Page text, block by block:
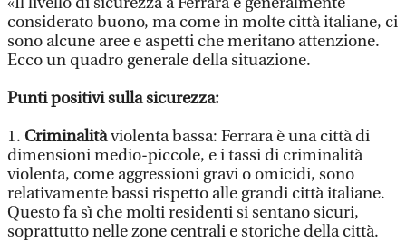
considerato buono, ma come in molte città italiane, ci
sono alcune aree e aspetti che meritano attenzione.
Ecco un quadro generale della situazione.
Punti positivi sulla sicurezza:
1. Criminalitàviolenta bassa: Ferrara è una città di
dimensioni medio-piccole, e i tassi di criminalità
violenta, come aggressioni gravi o omicidi, sono
relativamente bassi rispetto alle grandi città italiane.
Questo fa sì che molti residenti si sentano sicuri,
soprattutto nelle zone centrali e storiche della città.